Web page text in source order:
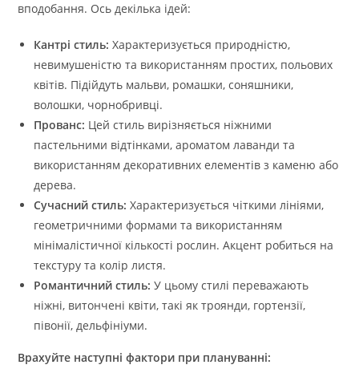
вподобання. Ось декілька ідей:
Кантрі стиль: Характеризується природністю,
невимушеністю та використанням простих, польових
квітів. Підійдуть мальви, ромашки, соняшники,
волошки, чорнобривці.
Прованс: Цей стиль вирізняється ніжними
пастельними відтінками, ароматом лаванди та
використанням декоративних елементів з каменю або
дерева.
Сучасний стиль: Характеризується чіткими лініями,
геометричними формами та використанням
мінімалістичної кількості рослин. Акцент робиться на
текстуру та колір листя.
Романтичний стиль: У цьому стилі переважають
ніжні, витончені квіти, такі як троянди, гортензії,
півонії, дельфініуми.
Врахуйте наступні фактори при плануванні: